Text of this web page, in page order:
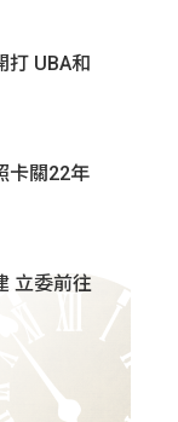
打 UBA和
卡關22年
立委前往